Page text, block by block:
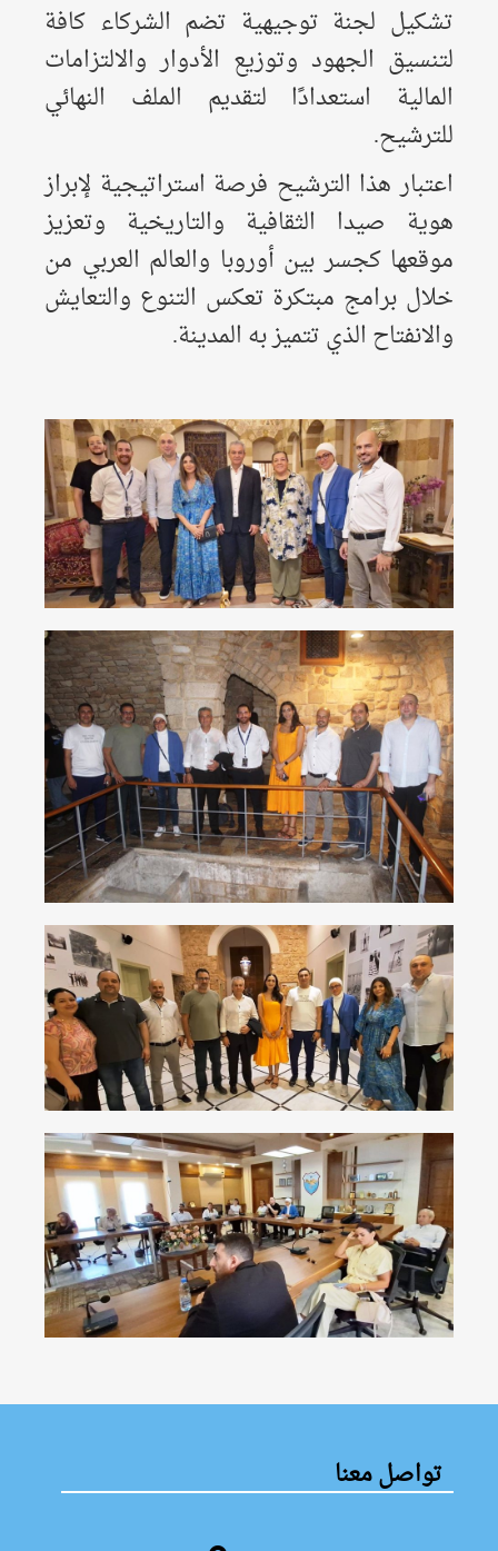
تشكيل لجنة توجيهية تضم الشركاء كافة
لتنسيق الجهود وتوزيع الأدوار والالتزامات
المالية استعدادًا لتقديم الملف النهائي
للترشيح.
اعتبار هذا الترشيح فرصة استراتيجية لإبراز
هوية صيدا الثقافية والتاريخية وتعزيز
موقعها كجسر بين أوروبا والعالم العربي من
خلال برامج مبتكرة تعكس التنوع والتعايش
والانفتاح الذي تتميز به المدينة.
تواصل معنا